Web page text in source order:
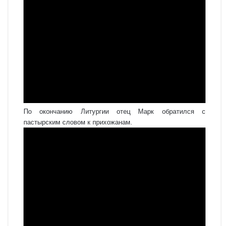
По окончанию Литургии отец Марк обратился с
пастырским словом к прихожанам.